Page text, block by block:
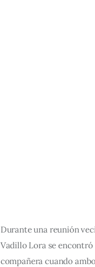
Durante una reunión
Vadillo Lora se encontró
compañera cuando